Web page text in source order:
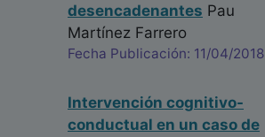
desencadenantes Pau
Martínez Farrero
Fecha Publicación: 11/04/2018
Intervención cognitivo-
conductual en un caso de